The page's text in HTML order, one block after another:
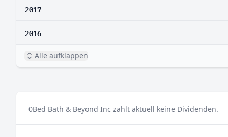
2017
2016
Alle aufklappen
0Bed Bath & Beyond Inc zahlt aktuell keine Dividenden.